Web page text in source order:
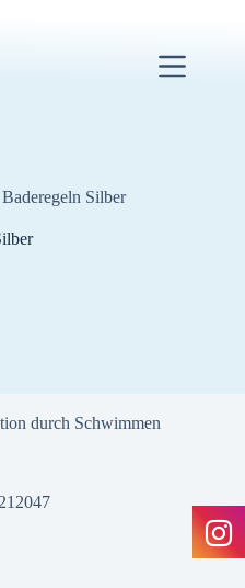
Baderegeln Silber
durch Schwimmen